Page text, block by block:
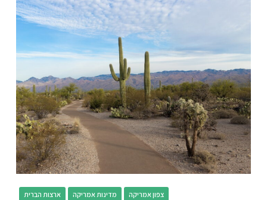
ארצות הברית מדינות אמריקה צפון אמריקה